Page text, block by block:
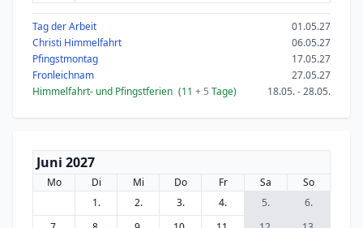
Tag der Arbeit
01.05.27
Christi Himmelfahrt
06.05.27
Pfingstmontag
17.05.27
Fronleichnam
27.05.27
Himmelfahrt- und Pfingstferien (11 + 5 Tage) 18.05. - 28.05.
Juni 2027
Mo Di Mi Do Fr Sa
So
1.
2. 3. 4. 5.
6.